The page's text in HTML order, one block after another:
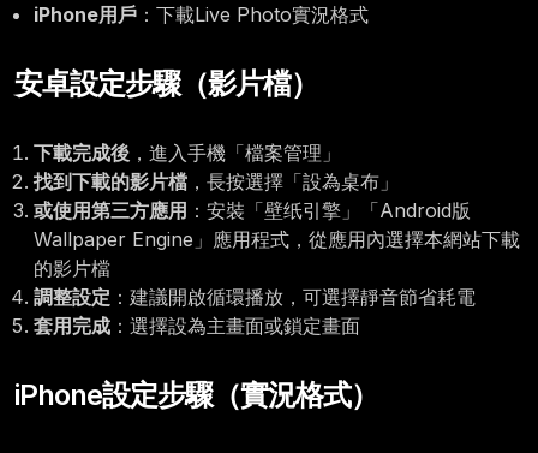
iPhone用戶 ：下載Live Photo實況格式
安卓設定步驟（影片檔）
下載完成後 ，進入手機「檔案管理」
找到下載的影片檔 ，長按選擇「設為桌布」
或使用第三方應用 ：安裝「壁纸引擎」「Android版
Wallpaper Engine」應用程式，從應用內選擇本網站下載
的影片檔
調整設定 ：建議開啟循環播放，可選擇靜音節省耗電
套用完成 ：選擇設為主畫面或鎖定畫面
iPhone設定步驟（實況格式）